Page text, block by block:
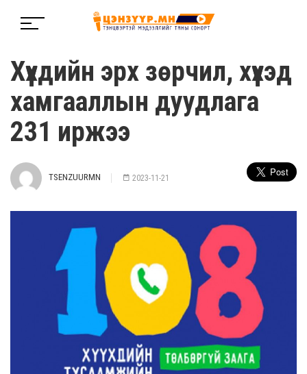
Хүүхдийн эрх зөрчил, хүүхэд
хамгааллын дуудлага
231 иржээ
TSENZUURMN 2023-11-21